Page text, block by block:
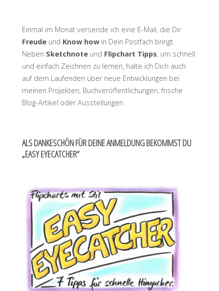
Einmal im Monat versende ich eine E-Mail, die Dir
Freudeund Know howin Dein Postfach bringt.
Neben Sketchnoteund Flipchart Tipps, um schnell
und einfach Zeichnen zu lernen, halte ich Dich auch
auf dem Laufenden über neue Entwicklungen bei
meinen Projekten, Buchveröffentlichungen, frische
Blog-Artikel oder Ausstellungen.
ALS DANKESCHÖN FÜR DEINE ANMELDUNG BEKOMMST DU
„EASY EYECATCHER“